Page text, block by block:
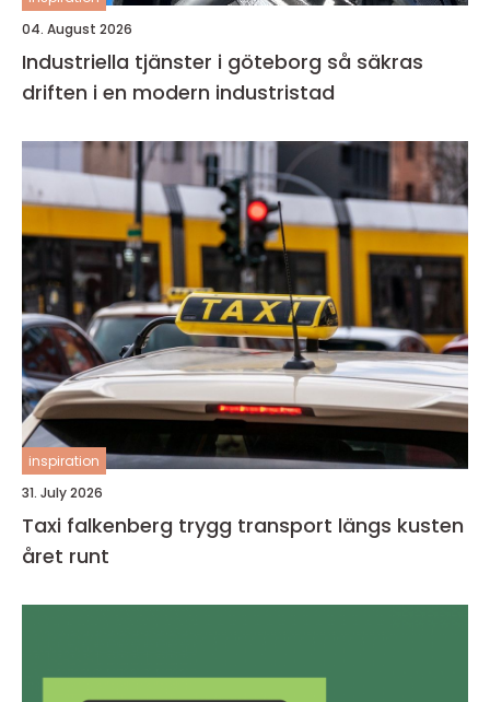
04. August 2026
Industriella tjänster i göteborg så säkras
driften i en modern industristad
inspiration
31. July 2026
Taxi falkenberg trygg transport längs kusten
året runt